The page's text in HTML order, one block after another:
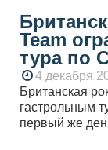
Team
тура по
4 декабря
Британская
гастрольным
первый же